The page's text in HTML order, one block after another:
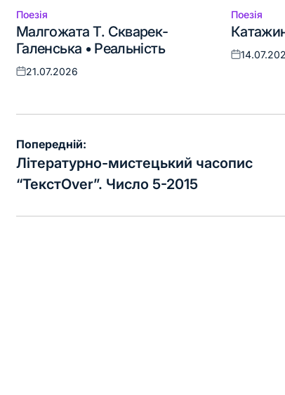
Опублікувати
у
Поезія
Малгожата Т. Скварек-
Галенська • Реальність
Оприлюднено
21.07.2026
у
Поезія
Навігація
записів
Попередній:
Літературно-мистецький часопис
“ТекстOver”. Число 5-2015